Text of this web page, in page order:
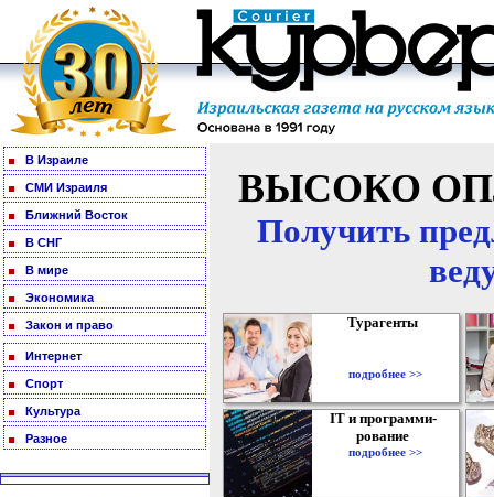
В Израиле
СМИ Израиля
Ближний Восток
В СНГ
В мире
Экономика
Закон и право
Интернет
Спорт
Культура
Разное
ВЫСОКО
Получить
Турагенты
подробнее >>
IT и программи-
рование
подробнее >>